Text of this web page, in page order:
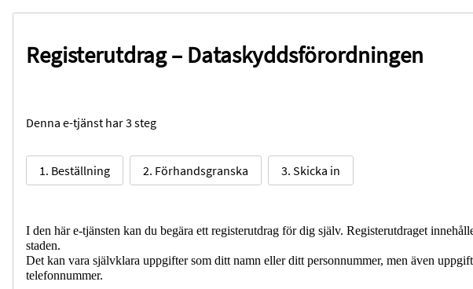
Registerutdrag – Dataskyddsförordningen
Denna e-tjänst har 3 steg
1. Beställning 2. Förhandsgranska 3. Skicka in
I den här e-tjänsten kan du begära ett registerutdrag för dig själv. Registerutdraget
staden.
Det kan vara självklara uppgifter som ditt namn eller ditt personnummer, men även
telefonnummer.